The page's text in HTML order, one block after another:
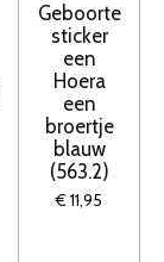
Geboorte
sticker
een
Hoera
een
broertje
blauw
(563.2)
€ 11,95